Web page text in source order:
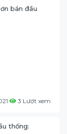
bán đầu
3 Lượt xem
thống: